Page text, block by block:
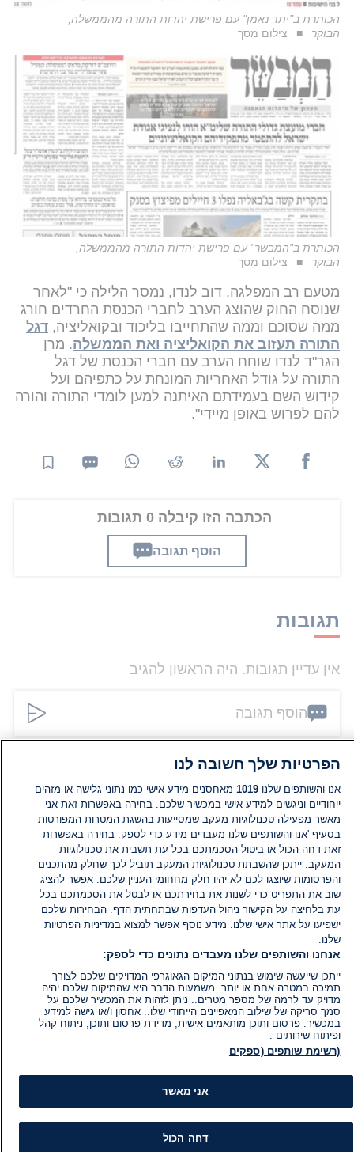
הכותרת ב"יתד נאמן" עם פרישת יהדות התורה מהממשלה,
הבוקר
צילום מסך
הכותרת ב"המבשר" עם פרישת יהדות התורה מהממשלה,
הבוקר
צילום מסך
מטעם רב המפלגה, דוב לנדו, נמסר הלילה כי "לאחר
שנוסח החוק שהוצג הערב לחברי הכנסת החרדים חורג
ממה שסוכם וממה שהתחייבו בליכוד ובקואליציה, דגל
התורה תעזוב את הקואליציה ואת הממשלה. מרן
הגר"ד לנדו שוחח הערב עם חברי הכנסת של דגל
התורה על גודל האחריות המונחת על כתפיהם ועל
קידוש השם בעמידתם האיתנה למען לומדי התורה והורה
להם לפרוש באופן מיידי".
הכתבה הזו קיבלה 0 תגובות
הוסף תגובה
תגובות
אין עדיין תגובות. היה הראשון להגיב
הוסף תגובה
מידע
הוועד המנהל של i24NEWS
הפרטיות שלך חשובה לנו
אנו והשותפים שלנו1019 מאחסנים מידע אישי כמו נתוני גלישה או מזהים
ייחודיים וניגשים למידע אישי במכשיר שלכם. בחירה באפשרות זאת אני
מאשר מפעילה טכנולוגיות מעקב שמסייעות בהשגת המטרות המפורטות
בסעיף 'אנו והשותפים שלנו מעבדים מידע כדי לספק. בחירה באפשרות
זאת דחה הכול או ביטול הסכמתכם בכל עת תשבית את טכנולוגיות
המעקב. ייתכן שהשבתת טכנולוגיות המעקב תוביל לכך שחלק מהתכנים
והפרסומות שיוצגו לכם לא יהיו חלק מחחומי העניין שלכם. אפשר להציג
שוב את התפריט כדי לשנות את בחירתכם או לבטל את הסכמתכם בכל
עת בלחיצה על הקישור ניהול העדפות שבתחתית הדף. הבחירות שלכם
ישפיעו על אתר אישי שלנו. מידע נוסף אפשר למצוא במדיניות הפרטיות
שלנו.
אנחנו והשותפים שלנו מעבדים נתונים כדי לספק:
ייתכן שייעשה שימוש בנתוני המיקום הגאוגרפי המדויקים שלכם לצורך
תמיכה במטרה אחת או יותר. משמעות הדבר היא שהמיקום שלכם יהיה
מדויק עד לרמה של מספר מטרים.. ניתן לזהות את המכשיר שלכם על
סמך סריקה של שילוב המאפיינים הייחודי שלו.. אחסון ו/או גישה למידע
במכשיר. פרסום ותוכן מותאמים אישית, מדידת פרסום ותוכן, ניתוח קהל
ופיתוח שירותים .
(רשימת שותפים (ספקים
אני מאשר
דחה הכול